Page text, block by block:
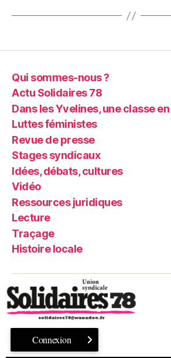
Qui sommes-nous ?
Actu Solidaires 78
Dans les Yvelines, une classe
Luttes féministes
Revue de presse
Stages syndicaux
Idées, débats, cultures
Vidéo
Ressources juridiques
Lecture
Traçage
Histoire locale
Connexion